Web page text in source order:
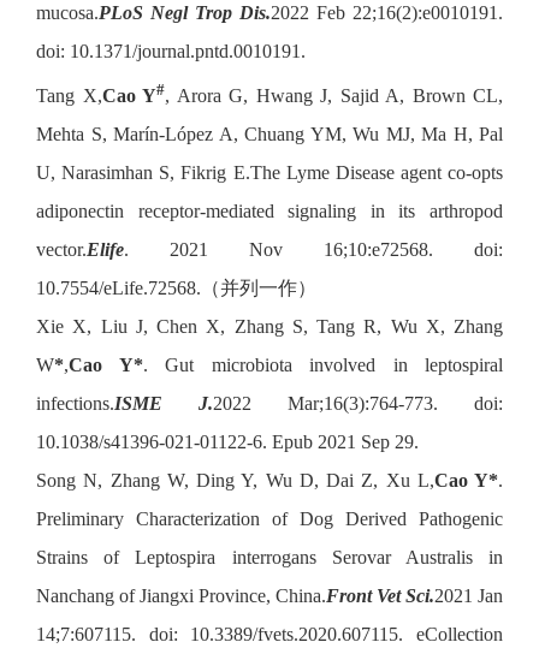
mucosa.PLoS Negl Trop Dis.2022 Feb 22;16(2):e0010191.
doi: 10.1371/journal.pntd.0010191.
Tang X,Cao Y#, Arora G, Hwang J, Sajid A, Brown CL,
Mehta S, Marín-López A, Chuang YM, Wu MJ, Ma H, Pal
U, Narasimhan S, Fikrig E.The Lyme Disease agent co-opts
adiponectin receptor-mediated signaling in its arthropod
vector.Elife. 2021 Nov 16;10:e72568. doi:
10.7554/eLife.72568.（并列一作）
Xie X, Liu J, Chen X, Zhang S, Tang R, Wu X, Zhang
W*,Cao Y*. Gut microbiota involved in leptospiral
infections.ISME J.2022 Mar;16(3):764-773. doi:
10.1038/s41396-021-01122-6. Epub 2021 Sep 29.
Song N, Zhang W, Ding Y, Wu D, Dai Z, Xu L,Cao Y*.
Preliminary Characterization of Dog Derived Pathogenic
Strains of Leptospira interrogans Serovar Australis in
Nanchang of Jiangxi Province, China.Front Vet Sci.2021 Jan
14;7:607115. doi: 10.3389/fvets.2020.607115. eCollection